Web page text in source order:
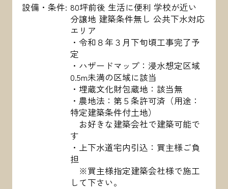
設備・条件 80坪前後 生活に便利 学校が近い
分譲地 建築条件無し 公共下水対応
エリア
・令和８年３月下旬頃工事完了予
定
・ハザードマップ：浸水想定区域
0.5m未満の区域に該当
・埋蔵文化財包蔵地：該当無
・農地法：第５条許可済（用途：
特定建築条件付土地）
お好きな建築会社で建築可能で
す
・上下水道宅内引込：買主様ご負
担
※買主様指定建築会社様で施工
して下さい。